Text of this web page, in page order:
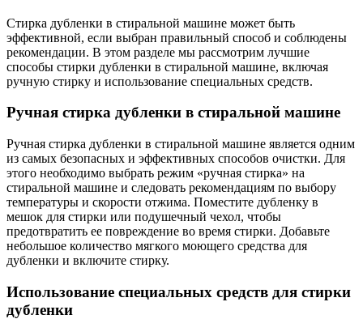
Стирка дубленки в стиральной машине может быть
эффективной, если выбран правильный способ и соблюдены
рекомендации. В этом разделе мы рассмотрим лучшие
способы стирки дубленки в стиральной машине, включая
ручную стирку и использование специальных средств.
Ручная стирка дубленки в стиральной машине
Ручная стирка дубленки в стиральной машине является одним
из самых безопасных и эффективных способов очистки. Для
этого необходимо выбрать режим «ручная стирка» на
стиральной машине и следовать рекомендациям по выбору
температуры и скорости отжима. Поместите дубленку в
мешок для стирки или подушечный чехол, чтобы
предотвратить ее повреждение во время стирки. Добавьте
небольшое количество мягкого моющего средства для
дубленки и включите стирку.
Использование специальных средств для стирки
дубленки